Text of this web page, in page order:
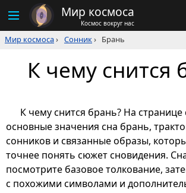
Мир космоса
Космос вокруг нас
Мир космоса› Сонник› Брань
К чему снится
К чему снится брань? На
основные значения сна брань,
сонников и связанные образы,
точнее понять сюжет сновидения.
посмотрите базовое толкование,
с похожими символами и